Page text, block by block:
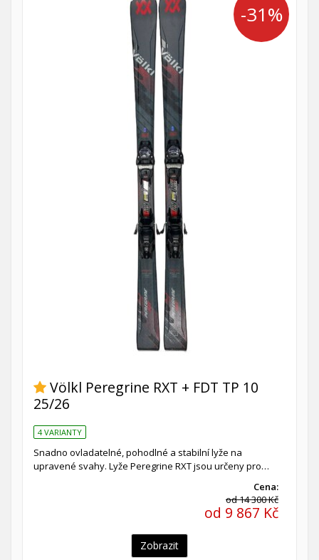
-31%
Völkl Peregrine RXT + FDT TP 10
25/26
4 VARIANTY
Snadno ovladatelné, pohodlné a stabilní lyže na
upravené svahy. Lyže Peregrine RXT jsou určeny pro…
Cena:
od 14 300 Kč
od 9 867 Kč
Zobrazit